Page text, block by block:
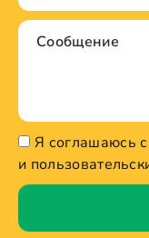
Я соглашаюсь
и